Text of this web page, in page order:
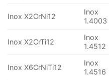
Inox X2CrNi12
Inox
1.4003
Inox X2CrTi12
Inox
1.4512
Inox X6CrNiTi12
Inox
1.4516